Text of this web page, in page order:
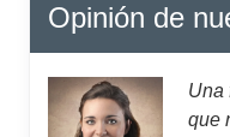
Opinión de
Una
que